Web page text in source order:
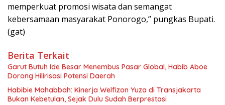
memperkuat promosi wisata dan semangat
kebersamaan masyarakat Ponorogo,” pungkas Bupati.
(gat)
Berita Terkait
Garut Butuh Ide Besar Menembus Pasar Global, Habib Aboe
Dorong Hilirisasi Potensi Daerah
Habibie Mahabbah: Kinerja Welfizon Yuza di Transjakarta
Bukan Kebetulan, Sejak Dulu Sudah Berprestasi